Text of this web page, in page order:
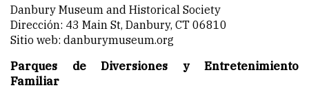
Danbury Museum and Historical Society
Dirección: 43 Main St, Danbury, CT 06810
Sitio web: danburymuseum.org
Parques de Diversiones y Entretenimiento
Familiar